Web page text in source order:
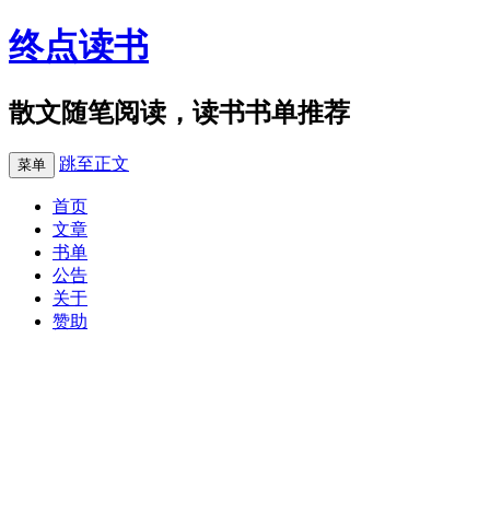
终点读书
散文随笔阅读，读书书单推荐
菜单 跳至正文
首页
文章
书单
公告
关于
赞助